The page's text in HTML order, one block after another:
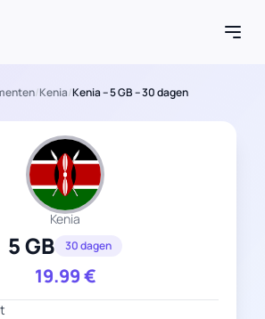
/Kenia/Kenia – 5 GB – 30 dagen
Kenia
5 GB 30 dagen
19.99€